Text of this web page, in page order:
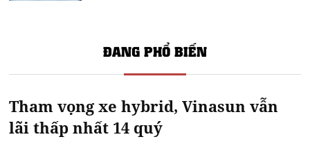
ĐANG PHỔ BIẾN
Tham vọng xe hybrid, Vinasun vẫn
lãi thấp nhất 14 quý